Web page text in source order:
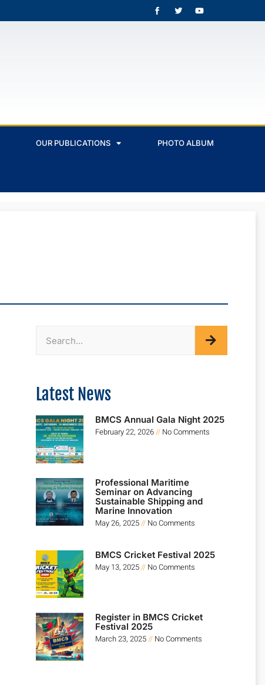
OUR PUBLICATIONS PHOTO ALBUM
Latest News
BMCS Annual Gala Night 2025
February 22, 2026
No Comments
Professional Maritime
Seminar on Advancing
Sustainable Shipping and
Marine Innovation
May 26, 2025
No Comments
BMCS Cricket Festival 2025
May 13, 2025
No Comments
Register in BMCS Cricket
Festival 2025
March 23, 2025
No Comments